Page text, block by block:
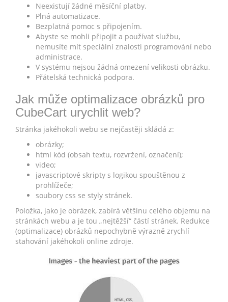
Neexistují žádné měsíční platby.
Plná automatizace.
Bezplatná pomoc s připojením.
Abyste se mohli připojit a používat službu,
nemusíte mít speciální znalosti programování nebo
administrace.
V systému nejsou žádná omezení velikosti obrázku.
Přátelská technická podpora.
Jak může optimalizace obrázků pro
CubeCart urychlit web?
Stránka jakéhokoli webu se nejčastěji skládá z:
obrázky;
html kód (obsah textu, rozvržení, označení);
video;
javascriptové skripty s logikou spouštěnou z
prohlížeče;
soubory css se styly stránek.
Položka, jako je obrázek, zabírá většinu celého objemu na
stránkách webu a je tou „nejtěžší“ částí stránek. Redukce
(optimalizace) obrázků nepochybně výrazně zrychlí
stahování jakéhokoli online zdroje.